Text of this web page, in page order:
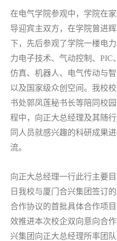
在电气学院参观中，学院在
导迎宾主双方，在学院曾进
下，先后参观了学院一楼电
力电子技术、气动控制、PIC
仿真、机器人、电气传动与
以及国家级众创空间。我校
书处郭凤莲秘书长等陪同校
程中，向正大总经理及其随
同人员就感兴趣的科研成果
流。
向正大总经理一行此行主要
日我校与厦门合兴集团签订
合作协议的首批具体合作项
效推进本次校企双向意向合
兴集团向正大总经理所率团